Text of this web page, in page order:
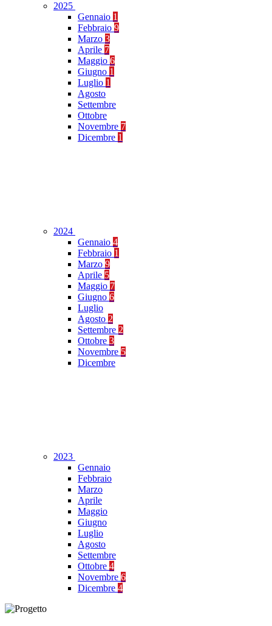
2025
Gennaio 1
Febbraio 9
Marzo 3
Aprile 7
Maggio 6
Giugno 1
Luglio 1
Agosto
Settembre
Ottobre
Novembre 7
Dicembre 1
2024
Gennaio 4
Febbraio 1
Marzo 9
Aprile 5
Maggio 7
Giugno 6
Luglio
Agosto 2
Settembre 2
Ottobre 3
Novembre 5
Dicembre
2023
Gennaio
Febbraio
Marzo
Aprile
Maggio
Giugno
Luglio
Agosto
Settembre
Ottobre 4
Novembre 6
Dicembre 4